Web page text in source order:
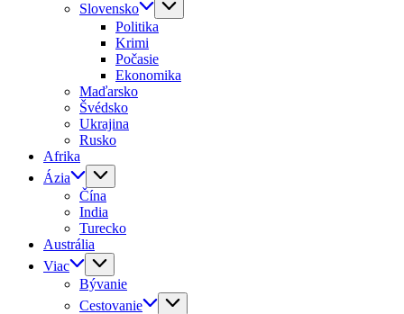
Slovensko
Politika
Krimi
Počasie
Ekonomika
Maďarsko
Švédsko
Ukrajina
Rusko
Afrika
Ázia
Čína
India
Turecko
Austrália
Viac
Bývanie
Cestovanie